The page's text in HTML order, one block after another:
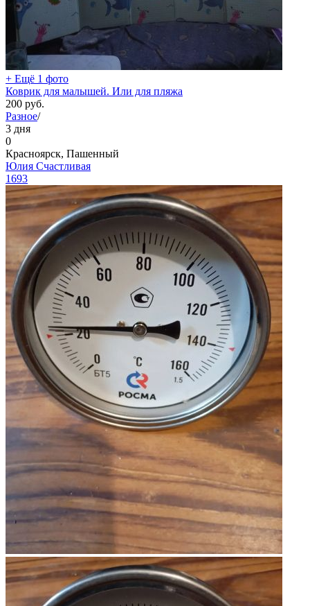
+ Ещё 1 фото
Коврик для малышей. Или для пляжа
200 руб.
Разное/
3 дня
0
Красноярск, Пашенный
Юлия Счастливая
1693